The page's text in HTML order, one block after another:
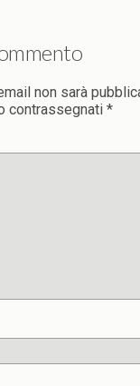
non sarà
contrassegnati *